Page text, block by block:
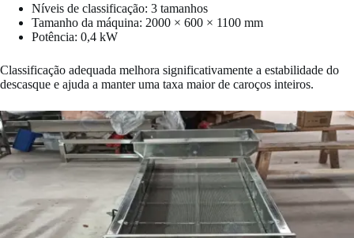
Níveis de classificação: 3 tamanhos
Tamanho da máquina: 2000 × 600 × 1100 mm
Potência: 0,4 kW
Classificação adequada melhora significativamente a estabilidade do
descasque e ajuda a manter uma taxa maior de caroços inteiros.